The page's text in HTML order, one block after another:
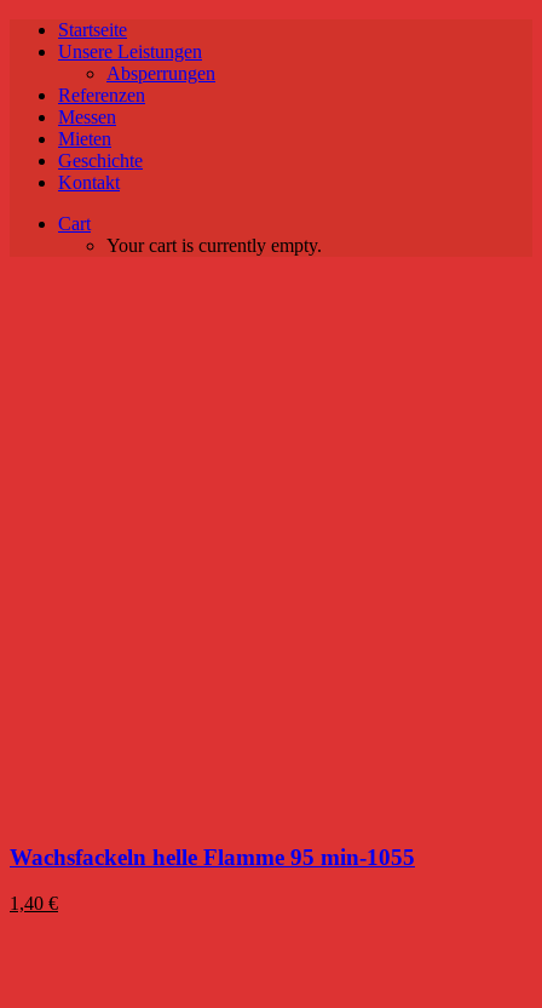
Startseite
Unsere Leistungen
Absperrungen
Referenzen
Messen
Mieten
Geschichte
Kontakt
Cart
Your cart is currently empty.
Wachsfackeln helle Flamme 95 min-1055
1,40 €